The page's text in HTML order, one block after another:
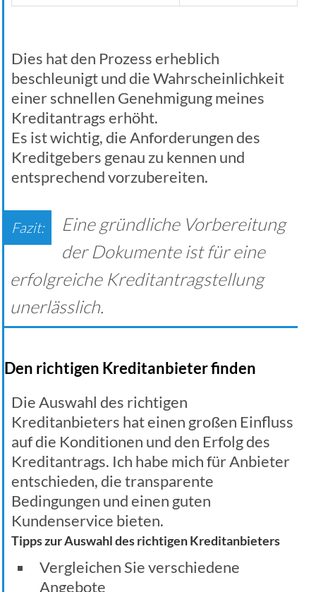
Dies hat den Prozess erheblich
beschleunigt und die Wahrscheinlichkeit
einer schnellen Genehmigung meines
Kreditantrags erhöht.
Es ist wichtig, die Anforderungen des
Kreditgebers genau zu kennen und
entsprechend vorzubereiten.
Eine gründliche Vorbereitung
der Dokumente ist für eine
erfolgreiche Kreditantragstellung
unerlässlich.
Den richtigen Kreditanbieter finden
Die Auswahl des richtigen
Kreditanbieters hat einen großen Einfluss
auf die Konditionen und den Erfolg des
Kreditantrags. Ich habe mich für Anbieter
entschieden, die transparente
Bedingungen und einen guten
Kundenservice bieten.
Tipps zur Auswahl des richtigen Kreditanbieters
Vergleichen Sie verschiedene
Angebote